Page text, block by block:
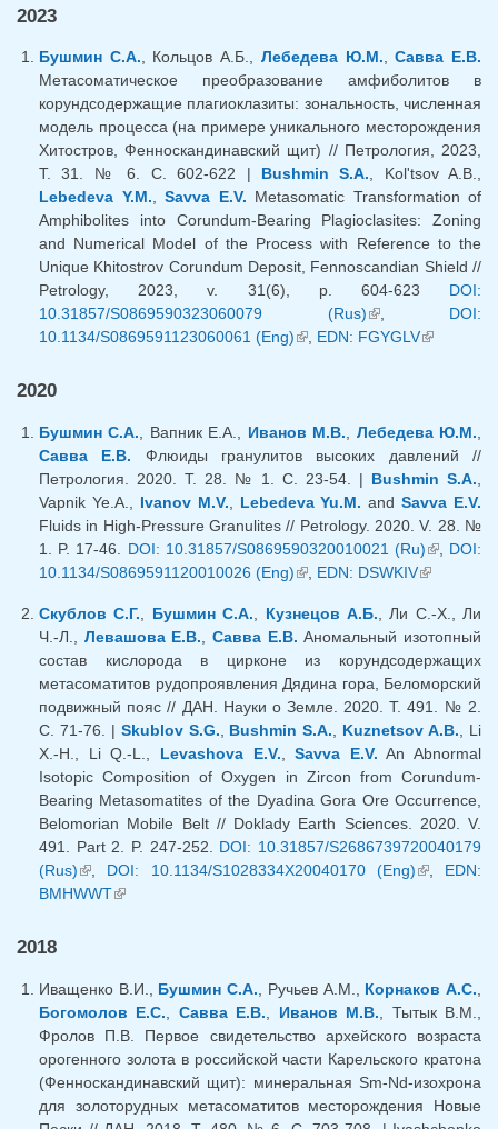
2023
Бушмин С.А., Кольцов А.Б., Лебедева Ю.М.,Савва Е.В.
Метасоматическое преобразование амфиболитов в
корундсодержащие плагиоклазиты: зональность, численная
модель процесса (на примере уникального месторождения
Хитостров, Фенноскандинавский щит) // Петрология, 2023,
Т. 31. № 6. С. 602-622 | Bushmin S.A., Kol'tsov A.B.,
Lebedeva Y.M., Savva E.V. Metasomatic Transformation of
Amphibolites into Corundum-Bearing Plagioclasites: Zoning
and Numerical Model of the Process with Reference to the
Unique Khitostrov Corundum Deposit, Fennoscandian Shield //
Petrology, 2023, v. 31(6), p. 604-623 DOI:
10.31857/S0869590323060079 (Rus)(внешняя
ссылка)
, DOI:
10.1134/S0869591123060061 (Eng)(внешняя ссылка)
, EDN: FGYGLV(внешняя
2020
Бушмин С.А. , Вапник Е.А., Иванов М.В. Лебедева Ю.М.
Савва Е.В. Флюиды гранулитов высоких давлений //
Петрология. 2020. Т. 28. № 1. С. 23-54. | Bushmin S.A.
Vapnik Ye.A., Ivanov M.V. Lebedeva Yu.M. andSavva E.V.
Fluids in High-Pressure Granulites // Petrology. 2020. V. 28. №
1. P. 17-46. DOI: 10.31857/S0869590320010021 (Ru)(внешняя
ссылка)
, DOI:
10.1134/S0869591120010026 (Eng)(внешняя ссылка)
EDN: DSWKIV(внешняя
Скублов С.Г.
Бушмин С.А. Кузнецов А.Б. , Ли С.-Х., Ли
Ч.-Л., Левашова Е.В. ,Савва Е.В. Аномальный изотопный
состав кислорода в цирконе из корундсодержащих
метасоматитов рудопроявления Дядина гора, Беломорский
подвижный пояс // ДАН. Науки о Земле. 2020. Т. 491. № 2.
С. 71-76. | Skublov S.G. Bushmin S.A. Kuznetsov A.B. , Li
X.-H., Li Q.-L., Levashova E.V. ,Savva E.V. An Abnormal
Isotopic Composition of Oxygen in Zircon from Corundum-
Bearing Metasomatites of the Dyadina Gora Ore Occurrence,
Belomorian Mobile Belt // Doklady Earth Sciences. 2020. V.
491. Part 2. P. 247-252. DOI: 10.31857/S2686739720040179
(Rus)(внешняя ссылка)
DOI: 10.1134/S1028334X20040170 (Eng)(внешняя
, EDN:
BMHWWT(внешняя ссылка)
2018
Иващенко В.И., Бушмин С.А. , Ручьев А.М., Корнаков А.С.
Богомолов Е.С.
Савва Е.В. Иванов М.В. , Тытык В.М.,
Фролов П.В. Первое свидетельство архейского возраста
орогенного золота в российской части Карельского кратона
(Фенноскандинавский щит): минеральная Sm-Nd-изохрона
для золоторудных метасоматитов месторождения Новые